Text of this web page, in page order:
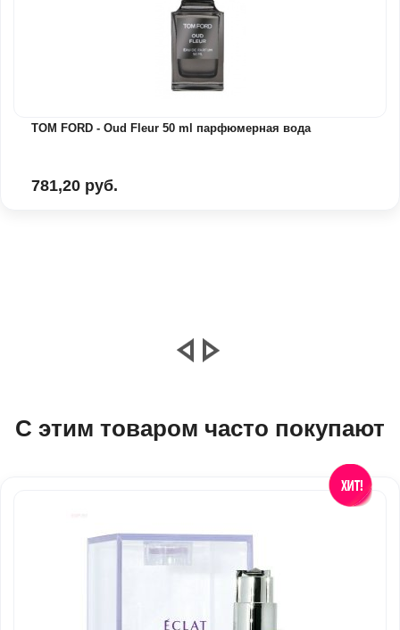
TOM FORD - Oud Fleur 50 ml парфюмерная вода
781,20 руб.
С этим товаром часто покупают